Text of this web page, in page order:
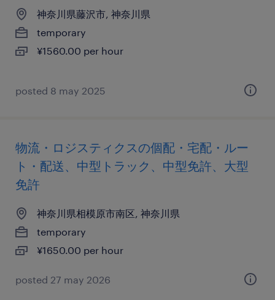
神奈川県藤沢市, 神奈川県
temporary
¥1560.00 per hour
posted 8 may 2025
物流・ロジスティクスの個配・宅配・ルー
ト・配送、中型トラック、中型免許、大型
免許
神奈川県相模原市南区, 神奈川県
temporary
¥1650.00 per hour
posted 27 may 2026